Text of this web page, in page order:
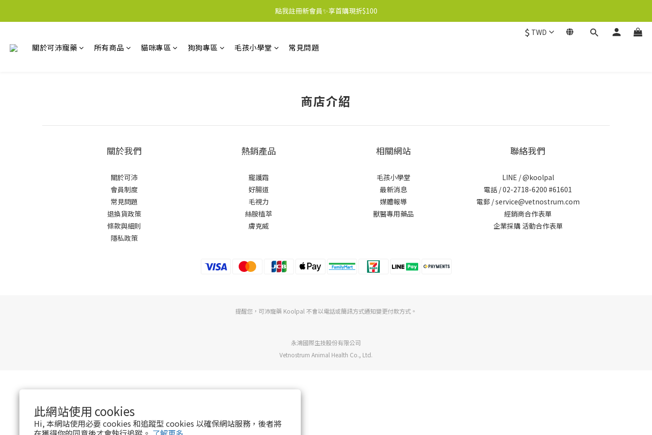
此網站使用 cookies
Hi, 本網站使用必要 cookies 和追蹤型 cookies 以確保網站服務，後者將
點我註冊新會員✨享首購現折$100
$ TWD
關於可沛寵藥 所有商品 貓咪專區 狗狗專區 毛孩小學堂 常見問題
商店介紹
關於我們
關於可沛
會員制度
常見問題
退換貨政策
條款與細則
隱私政策
熱銷產品
寵護霜
好腸道
毛視力
絲胺植萃
膚克威
相關網站
毛孩小學堂
最新消息
媒體報導
獸醫專用藥品
聯絡我們
LINE /@koolpal
電話 / 02-2718-6200 #61601
電郵 / service@vetnostrum.com
經銷商合作表單
企業採購 活動合作表單
提醒您，可沛寵藥 Koolpal 不會以電話或簡訊方式通知變更付款方式。
永鴻國際生技股份有限公司
Vetnostrum Animal Health Co., Ltd.